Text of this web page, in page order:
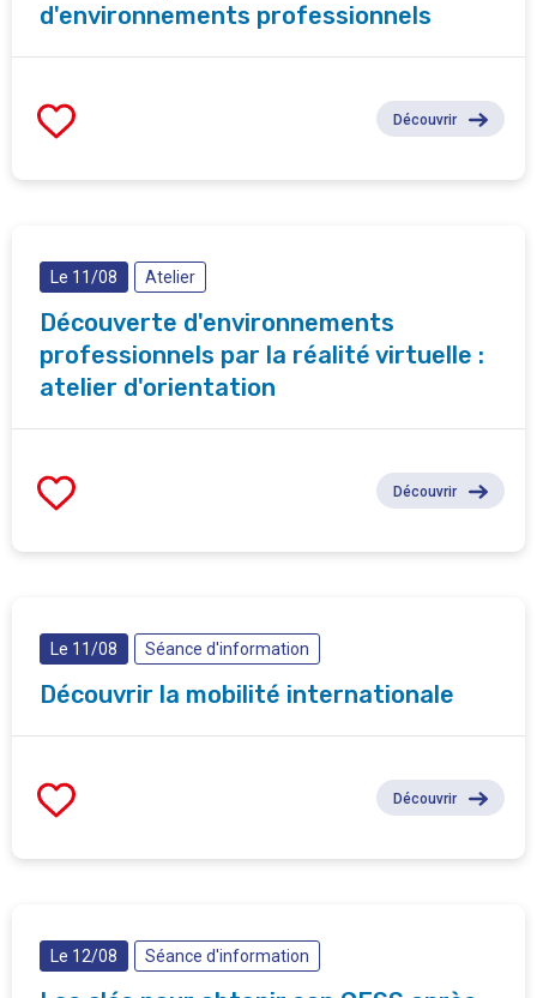
d'environnements professionnels
Découvrir
Le 11/08 Atelier
Découverte d'environnements
professionnels par la réalité virtuelle :
atelier d'orientation
Découvrir
Le 11/08 Séance d'information
Découvrir la mobilité internationale
Découvrir
Le 12/08 Séance d'information